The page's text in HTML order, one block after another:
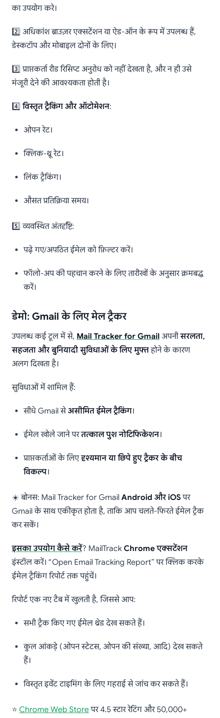
का उपयोग करे।
2️⃣ अधिकांश ब्राउज़र एक्सटेंशन या ऐड-ऑन के रूप में उपलब्ध हैं,
डेस्कटॉप और मोबाइल दोनों के लिए।
3️⃣ प्राप्तकर्ता रीड रिसिप्ट अनुरोध को नहीं देखता है, और न ही उसे
मंजूरी देने की आवश्यकता होती है।
4️⃣विस्तृत ट्रैकिंग और ऑटोमेशन:
ओपन रेट।
क्लिक-थ्रू रेट।
लिंक ट्रैकिंग।
औसत प्रतिक्रिया समय।
5️⃣ व्यवस्थित अंतर्दृष्टि:
पढ़े गए/अपठित ईमेल को फ़िल्टर करें।
फॉलो-अप की पहचान करने के लिए तारीखों के अनुसार क्रमबद्ध
करें।
डेमो: Gmail के लिए मेल ट्रैकर
उपलब्ध कई टूल में से, Mail Tracker for Gmail अपनीसरलता,
सहजता और बुनियादी सुविधाओं के लिए मुफ्तहोने के कारण
अलग दिखता है।
सुविधाओं में शामिल हैं:
सीधे Gmail सेअसीमित ईमेल ट्रैकिंग।
ईमेल खोले जाने परतत्काल पुश नोटिफिकेशन।
प्राप्तकर्ताओं के लिएदृश्यमान या छिपे हुए ट्रैकर के बीच
विकल्प।
☀️ बोनस: Mail Tracker for Gmail Android और iOSपर
Gmail के साथ एकीकृत होता है, ताकि आप चलते-फिरते ईमेल ट्रैक
कर सकें।
इसका उपयोग कैसे करें? MailTrack Chrome एक्सटेंशन
इंस्टॉल करें। “Open Email Tracking Report” पर क्लिक करके
ईमेल ट्रैकिंग रिपोर्ट तक पहुंचें।
रिपोर्ट एक नए टैब में खुलती है, जिससे आप:
सभी ट्रैक किए गए ईमेल थ्रेड देख सकते हैं।
कुल आंकड़े (ओपन स्टेटस, ओपन की संख्या, आदि) देख सकते
हैं।
विस्तृत इवेंट टाइमिंग के लिए गहराई से जांच कर सकते हैं।
⭐ Chrome Web Storeपर 4.5 स्टार रेटिंग और 50,000+